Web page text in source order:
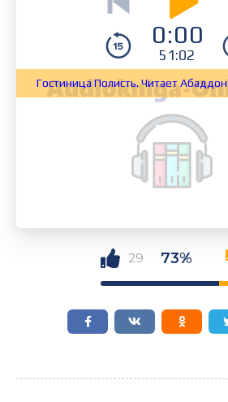
0:00
51:02
Гостиница Полисть. Читает Абаддон
29 73%